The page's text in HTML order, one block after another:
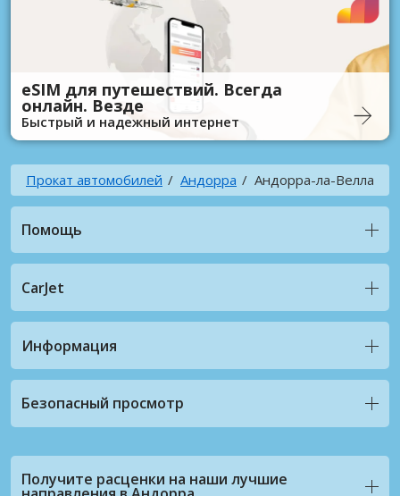
eSIM для путешествий. Всегда
онлайн. Везде
Быстрый и надежный интернет
Прокат автомобилей Андорра Андорра-ла-Велла
Помощь
CarJet
Информация
Безопасный просмотр
Получите расценки на наши лучшие